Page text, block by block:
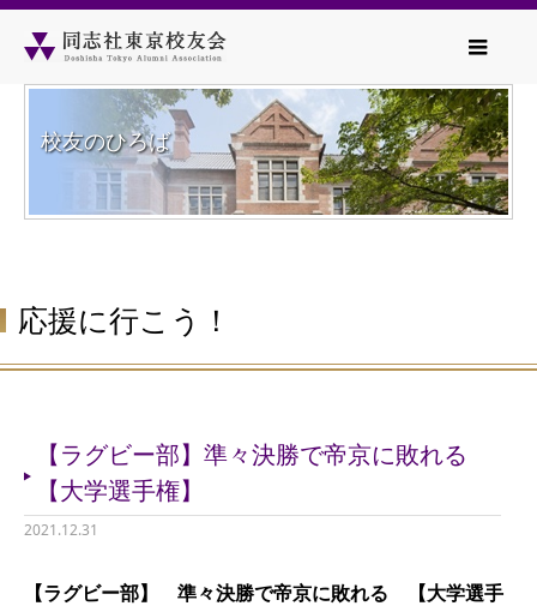
校友のひろば
応援に行こう！
【ラグビー部】準々決勝で帝京に敗れる
【大学選手権】
2021.12.31
【ラグビー部】 準々決勝で帝京に敗れる 【大学選手